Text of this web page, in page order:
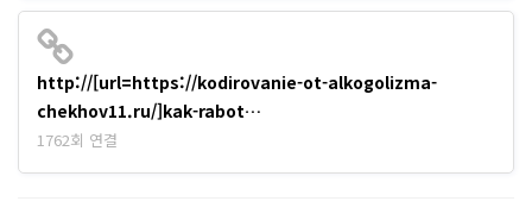
http://[url=https://kodirovanie-ot-alkogolizma-
chekhov11.ru/]kak-rabot…
1762회 연결